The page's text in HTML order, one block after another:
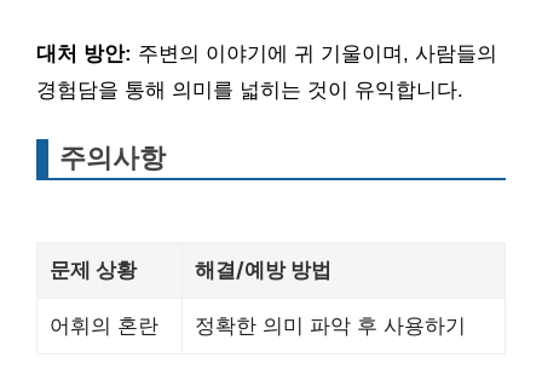
대처 방안: 주변의 이야기에 귀 기울이며, 사람들의
경험담을 통해 의미를 넓히는 것이 유익합니다.
주의사항
문제 상황 해결/예방 방법
어휘의 혼란 정확한 의미 파악 후 사용하기